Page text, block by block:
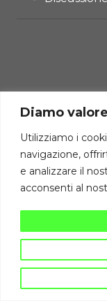
Diamo
Utilizziamo i
navigazione,
e analizzare il
acconsenti al
Diritti di autore
La pubblicazione e